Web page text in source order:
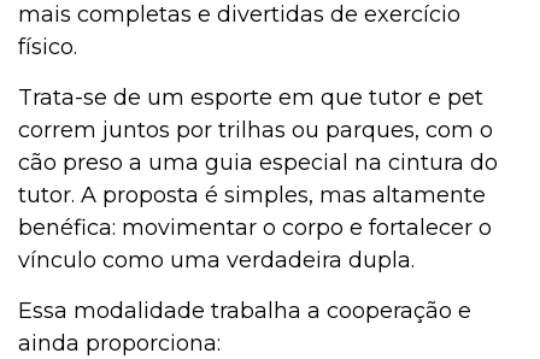
mais completas e divertidas de exercício
físico.
Trata-se de um esporte em que tutor e pet
correm juntos por trilhas ou parques, com o
cão preso a uma guia especial na cintura do
tutor. A proposta é simples, mas altamente
benéfica: movimentar o corpo e fortalecer o
vínculo como uma verdadeira dupla.
Essa modalidade trabalha a cooperação e
ainda proporciona: